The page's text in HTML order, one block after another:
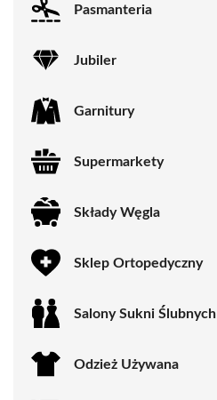
Pasmanteria
Jubiler
Garnitury
Supermarkety
Składy Węgla
Sklep Ortopedyczny
Salony Sukni Ślubnych
Odzież Używana